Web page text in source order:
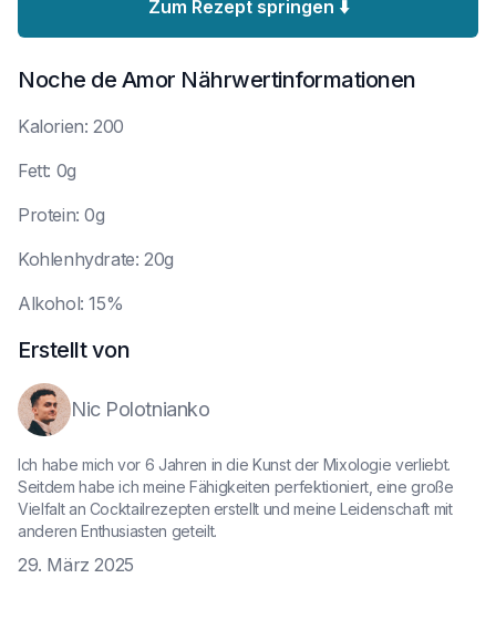
Zum Rezept springen ⬇️
Noche de Amor Nährwertinformationen
Kalorien: 200
Fett: 0g
Protein: 0g
Kohlenhydrate: 20g
Alkohol: 15%
Erstellt von
Nic Polotnianko
Ich habe mich vor 6 Jahren in die Kunst der Mixologie verliebt.
Seitdem habe ich meine Fähigkeiten perfektioniert, eine große
Vielfalt an Cocktailrezepten erstellt und meine Leidenschaft mit
anderen Enthusiasten geteilt.
29. März 2025